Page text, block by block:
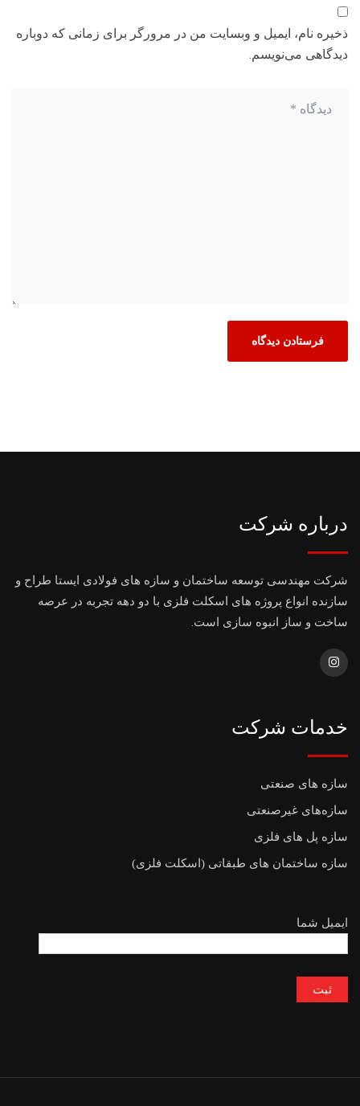
ذخیره نام، ایمیل و وبسایت من در مرورگر برای زمانی که دوباره
دیدگاهی می‌نویسم.
درباره شرکت
شرکت مهندسی توسعه ساختمان و سازه های فولادی ایستا طراح و
سازنده انواع پروژه های اسکلت فلزی با دو دهه تجربه در عرصه
ساخت و ساز انبوه سازی است.
خدمات شرکت
سازه های صنعتی
سازه‌های غیرصنعتی
سازه پل های فلزی
سازه ساختمان های طبقاتی (اسکلت فلزی)
ایمیل شما